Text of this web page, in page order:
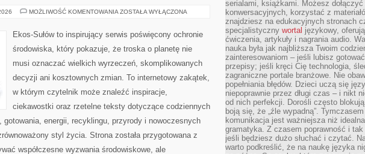
MOŻLIWOŚĆ KOMENTOWANIA PYTANIA
ZOSTAŁA WYŁĄCZONA
Ekos-Sułów to inspirujący serwis poświęcony ochronie
środowiska, który pokazuje, że troska o planetę nie
musi oznaczać wielkich wyrzeczeń, skomplikowanych
decyzji ani kosztownych zmian. To internetowy zakątek,
w którym czytelnik może znaleźć inspiracje,
ciekawostki oraz rzetelne teksty dotyczące codziennych
gotowania, energii, recyklingu, przyrody i nowoczesnych
styl życia. Strona została przygotowana z
współczesne wyzwania środowiskowe, ale
serialami, książkami. Możesz dołączyć
konwersacyjnych, korzystać z
znajdziesz na edukacyjnych stronach
specjalistyczny wortal językowy,
ćwiczenia, artykuły i nagrania audio.
nauka była jak najbliższa Twoim
zainteresowaniom – jeśli lubisz
przepisy; jeśli kręci Cię technologia,
zagraniczne portale branżowe. Nie
popełniania błędów. Dzieci uczą się
niepoprawnie przez długi czas – i nikt
od nich perfekcji. Dorośli często
boją się, że „źle wypadną”. Tymczasem
komunikacja jest ważniejsza niż idealna
gramatyka. Z czasem poprawność i
jeśli będziesz dużo słuchać i czytać.
warto podkreślić, że na naukę języka